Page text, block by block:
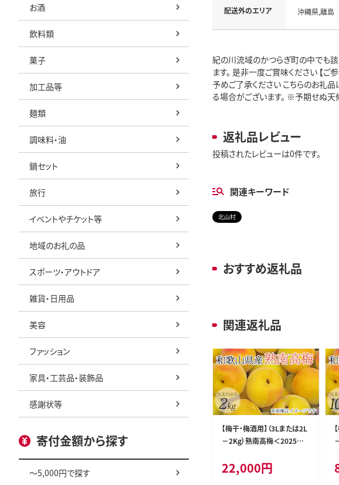
お酒
飲料類
菓子
加工品等
麺類
調味料・油
鍋セット
旅行
イベントやチケット等
地域のお礼の品
スポーツ・アウトドア
雑貨・日用品
美容
ファッション
家具・工芸品・装飾品
感謝状等
寄付金額から探す
～5,000円で探す
配送外のエリア 沖縄県,離島
紀の川流域のかつらぎ町の中でも
ます。 是非一度ご賞味ください 【
予めご了承ください こちらのお礼
る場合がございます。 ※予期せぬ天
返礼品レビュー
投稿されたレビューは0件です。
関連キーワード
北山村
おすすめ返礼品
関連返礼品
【梅干・梅酒用】（3Lまたは2L
－2Kg）熟南高梅＜2025年6
発送予定＞【art008A】
22,000円